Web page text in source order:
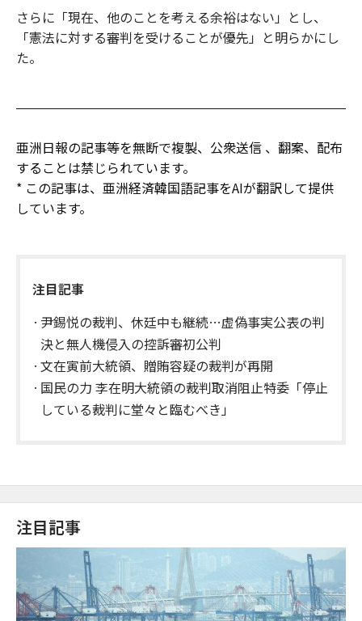
さらに「現在、他のことを考える余裕はない」とし、
「憲法に対する審判を受けることが優先」と明らかにし
た。
亜洲日報の記事等を無断で複製、公衆送信 、翻案、配布
することは禁じられています。
* この記事は、亜洲経済韓国語記事をAIが翻訳して提供
しています。
注目記事
尹錫悦の裁判、休廷中も継続…虚偽事実公表の判
決と無人機侵入の控訴審初公判
文在寅前大統領、贈賄容疑の裁判が再開
国民の力 李在明大統領の裁判取消阻止特委「停止
している裁判に堂々と臨むべき」
注目記事